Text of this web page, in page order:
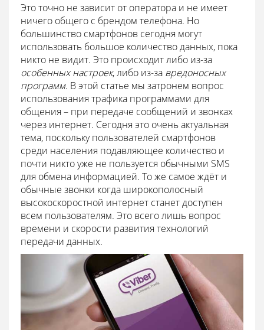
Это точно не зависит от оператора и не имеет
ничего общего с брендом телефона. Но
большинство смартфонов сегодня могут
использовать большое количество данных, пока
никто не видит. Это происходит либо из-за
особенных настроек, либо из-за вредоносных
программ. В этой статье мы затронем вопрос
использования трафика программами для
общения – при передаче сообщений и звонках
через интернет. Сегодня это очень актуальная
тема, поскольку пользователей смартфонов
среди населения подавляющее количество и
почти никто уже не пользуется обычными SMS
для обмена информацией. То же самое ждёт и
обычные звонки когда широкополосный
высокоскоростной интернет станет доступен
всем пользователям. Это всего лишь вопрос
времени и скорости развития технологий
передачи данных.